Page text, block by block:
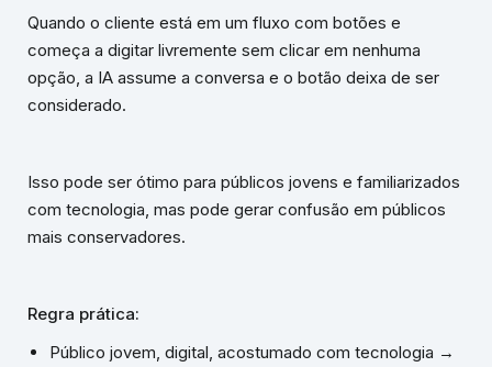
Quando o cliente está em um fluxo com botões e
começa a digitar livremente sem clicar em nenhuma
opção, a IA assume a conversa e o botão deixa de ser
considerado.
Isso pode ser ótimo para públicos jovens e familiarizados
com tecnologia, mas pode gerar confusão em públicos
mais conservadores.
Regra prática:
Público jovem, digital, acostumado com tecnologia →